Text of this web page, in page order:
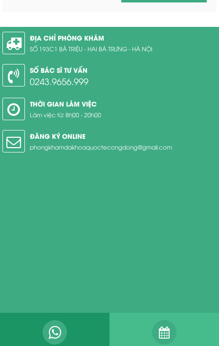
ĐỊA CHỈ PHÒNG KHÁM
SỐ 193C1 BÀ TRIỆU - HAI BÀ TRƯNG - HÀ NỘI
SỐ BÁC SĨ TƯ VẤN
0243.9656.999
THỜI GIAN LÀM VIỆC
Làm việc từ: 8h00 - 20h00
ĐĂNG KÝ ONLINE
phongkhamdakhoaquoctecongdong@gmail.com